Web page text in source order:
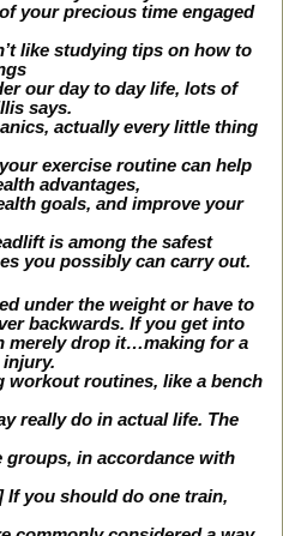
your precious time engaged
like studying tips on how to
our day to day life, lots of
says.
actually every little thing
exercise routine can help
advantages,
goals, and improve your
is among the safest
you possibly can carry out.
under the weight or have to
backwards. If you get into
merely drop it…making for a
workout routines, like a bench
really do in actual life. The
groups, in accordance with
you should do one train,